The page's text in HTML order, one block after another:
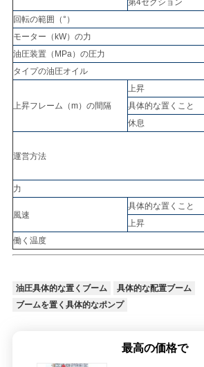
な
さ
い
図
PRIVACY
POLICY
第4セクション
回転の範囲（°）
モーター（kW）の力
油圧装置（MPa）の圧力
タイプの油圧オイル
上昇フレーム（m）の間隔
上昇
具体的な置くこと
休息
運営方法
力
風速
具体的な置くこと
上昇
働く温度
油圧具体的な置くブーム
具体的な配置ブーム
ブームを置く具体的なポンプ
最高の価格で